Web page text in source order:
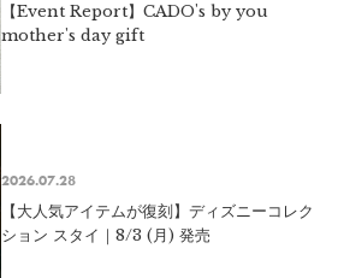
【Event Report】CADO's by you
mother's day gift
2026.07.28
【大人気アイテムが復刻】ディズニーコレク
ション スタイ｜8/3 (月) 発売